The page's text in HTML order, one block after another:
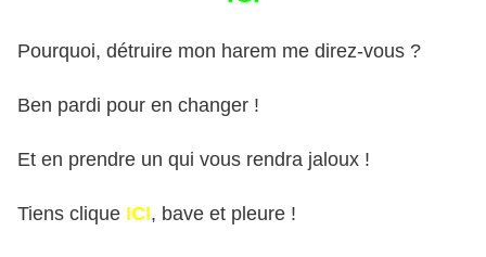
Pourquoi, détruire mon harem me direz-vous ?
Ben pardi pour en changer !
Et en prendre un qui vous rendra jaloux !
Tiens clique ICI, bave et pleure !